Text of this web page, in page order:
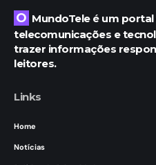
O MundoTele é um portal de notícias sobre
telecomunicações e
trazer informações
leitores.
Links
Home
Notícias